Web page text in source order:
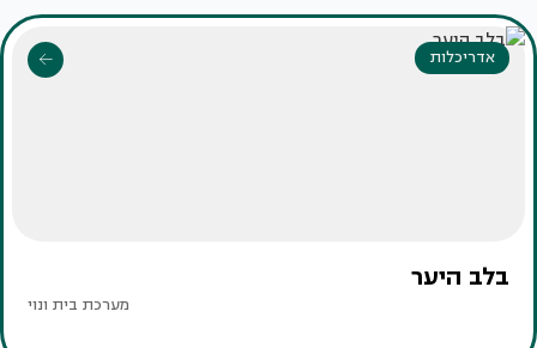
אדריכלות
בלב היער
מערכת בית ונוי